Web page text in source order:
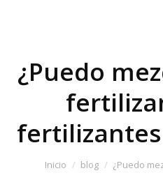
¿Puedo
Estás aquí:
Inicio blog ¿Puedo